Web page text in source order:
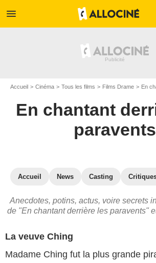
menu
Accueil Cinéma Tous les films Films Drame En
En chantant
paravents
Accueil News Casting
Anecdotes, potins, actus, voire secrets
de "En chantant derrière les paravents"
La veuve Ching
Madame Ching fut la plus grande